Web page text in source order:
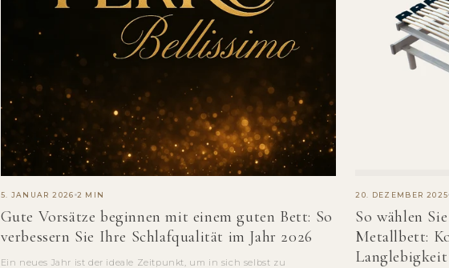
5. JANUAR 2026 2 MIN
Gute Vorsätze beginnen mit einem guten Bett: So
verbessern Sie Ihre Schlafqualität im Jahr 2026
Ein neues Jahr ist der ideale Zeitpunkt, um in sich selbst zu
20. DEZEMBER 2025
So wählen
Metallbett: